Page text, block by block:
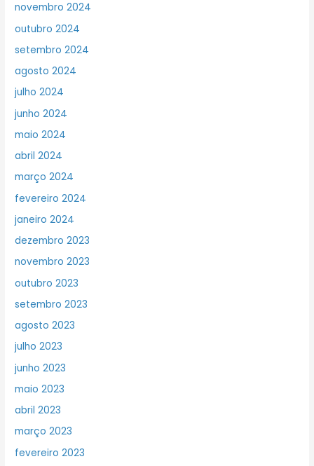
novembro 2024
outubro 2024
setembro 2024
agosto 2024
julho 2024
junho 2024
maio 2024
abril 2024
março 2024
fevereiro 2024
janeiro 2024
dezembro 2023
novembro 2023
outubro 2023
setembro 2023
agosto 2023
julho 2023
junho 2023
maio 2023
abril 2023
março 2023
fevereiro 2023